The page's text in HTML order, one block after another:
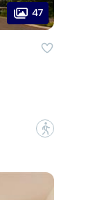
47
?